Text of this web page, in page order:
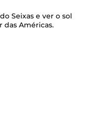
Seixas e ver o sol
das Américas.